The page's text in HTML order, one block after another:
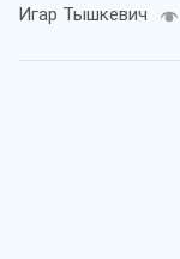
Игар Тышкевич